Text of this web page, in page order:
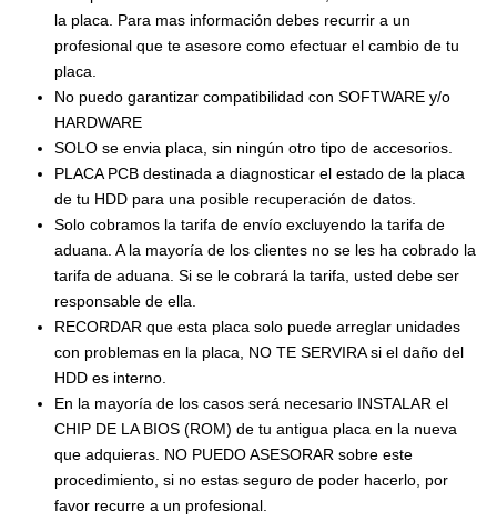
la placa. Para mas información debes recurrir a un
profesional que te asesore como efectuar el cambio de tu
placa.
No puedo garantizar compatibilidad con SOFTWARE y/o
HARDWARE
SOLO se envia placa, sin ningún otro tipo de accesorios.
PLACA PCB destinada a diagnosticar el estado de la placa
de tu HDD para una posible recuperación de datos.
Solo cobramos la tarifa de envío excluyendo la tarifa de
aduana. A la mayoría de los clientes no se les ha cobrado la
tarifa de aduana. Si se le cobrará la tarifa, usted debe ser
responsable de ella.
RECORDAR que esta placa solo puede arreglar unidades
con problemas en la placa, NO TE SERVIRA si el daño del
HDD es interno.
En la mayoría de los casos será necesario INSTALAR el
CHIP DE LA BIOS (ROM) de tu antigua placa en la nueva
que adquieras. NO PUEDO ASESORAR sobre este
procedimiento, si no estas seguro de poder hacerlo, por
favor recurre a un profesional.